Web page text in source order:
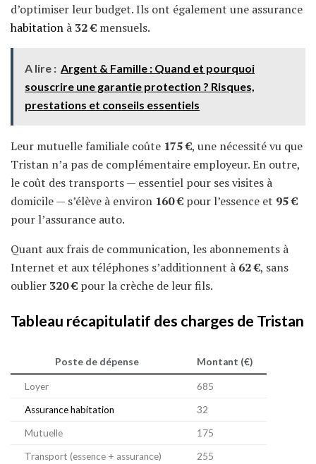
d’optimiser leur budget. Ils ont également une assurance
habitation à 32 € mensuels.
A lire : Argent & Famille : Quand et pourquoi
souscrire une garantie protection ? Risques,
prestations et conseils essentiels
Leur mutuelle familiale coûte 175 €, une nécessité vu que
Tristan n’a pas de complémentaire employeur. En outre,
le coût des transports — essentiel pour ses visites à
domicile — s’élève à environ 160 € pour l’essence et 95 €
pour l’assurance auto.
Quant aux frais de communication, les abonnements à
Internet et aux téléphones s’additionnent à 62 €, sans
oublier 320 € pour la crèche de leur fils.
Tableau récapitulatif des charges de Tristan
Poste de dépense Montant (€)
Loyer 685
Assurance habitation 32
Mutuelle 175
Transport (essence + assurance) 255